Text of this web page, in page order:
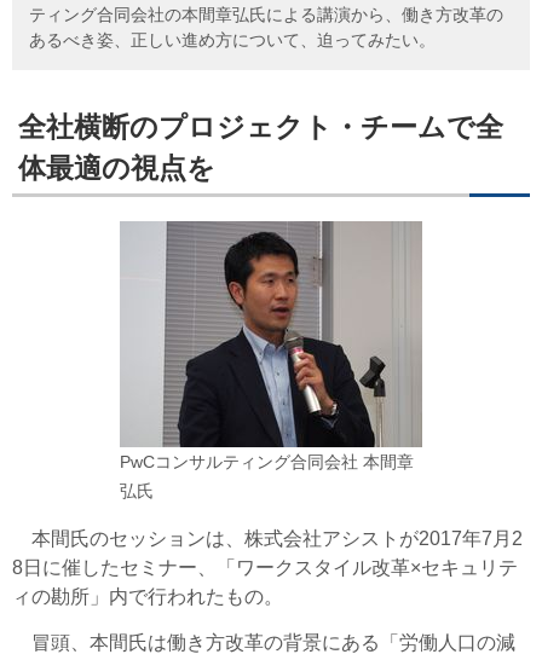
ティング合同会社の本間章弘氏による講演から、働き方改革の
あるべき姿、正しい進め方について、迫ってみたい。
全社横断のプロジェクト・チームで全
体最適の視点を
PwCコンサルティング合同会社 本間章
弘氏
本間氏のセッションは、株式会社アシストが2017年7月2
8日に催したセミナー、「ワークスタイル改革×セキュリテ
ィの勘所」内で行われたもの。
冒頭、本間氏は働き方改革の背景にある「労働人口の減